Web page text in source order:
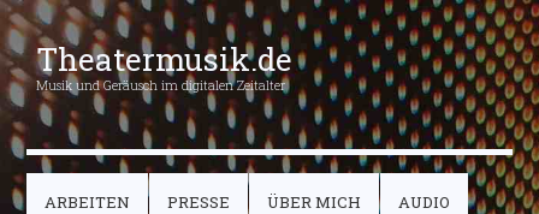
Theatermusik.de
Musik und Geräusch im digitalen Zeitalter
ARBEITEN PRESSE ÜBER MICH AUDIO